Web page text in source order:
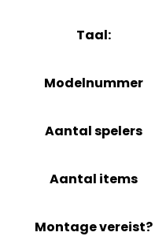
Taal:
Modelnummer
Aantal spelers
Aantal items
Montage vereist?